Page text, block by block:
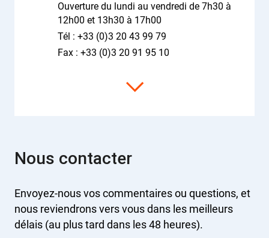
Ouverture du lundi au vendredi de 7h30 à
12h00 et 13h30 à 17h00
Tél : +33 (0)3 20 43 99 79
Fax : +33 (0)3 20 91 95 10
Nous contacter
Envoyez-nous vos commentaires ou questions, et
nous reviendrons vers vous dans les meilleurs
délais (au plus tard dans les 48 heures).